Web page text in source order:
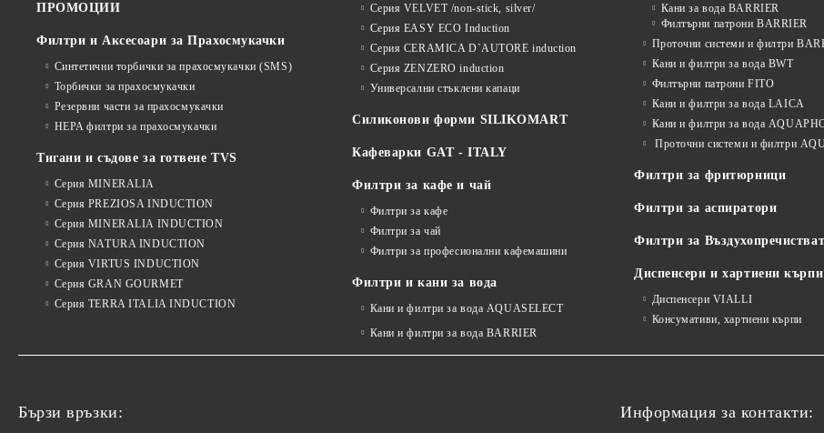
ПРОМОЦИИ
Филтри и Аксесоари за Прахосмукачки
Синтетични торбички за прахосмукачки (SMS)
Торбички за прахосмукачки
Резервни части за прахосмукачки
HEPA филтри за прахосмукачки
Тигани и съдове за готвене TVS
Серия MINERALIA
Серия PREZIOSA INDUCTION
Серия MINERALIA INDUCTION
Серия NATURA INDUCTION
Серия VIRTUS INDUCTION
Серия GRAN GOURMET
Серия TERRA ITALIA INDUCTION
Серия VELVET /non-stick, silver/
Серия EASY ECO Induction
Серия CERAMICA D`AUTORE induction
Серия ZENZERO induction
Универсални стъклени капаци
Силиконови форми SILIKOMART
Кафеварки GAT - ITALY
Филтри за кафе и чай
Филтри за кафе
Филтри за чай
Филтри за професионални кафемашини
Филтри и кани за вода
Кани и филтри за вода AQUASELECT
Кани и филтри за вода BARRIER
Кани за вода BARRIER
Филтърни патрони BARRIER
Проточни системи и филтри
Кани и филтри за вода BWT
Филтърни патрони FITO
Кани и филтри за вода LAICA
Кани и филтри за вода
Проточни системи и филтри
Филтри за фритюрници
Филтри за аспиратори
Филтри за
Диспенсери и хартиени кърпи
Диспенсери VIALLI
Консумативи, хартиени кърпи
Бързи връзки: Информация за контакти: